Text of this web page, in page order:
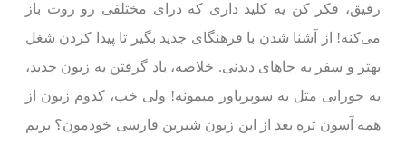
رفیق، فکر کن یه کلید داری که درای مختلفی رو روت باز
می‌کنه! از آشنا شدن با فرهنگای جدید بگیر تا پیدا کردن شغل
بهتر و سفر به جاهای دیدنی. خلاصه، یاد گرفتن یه زبون جدید،
یه جورایی مثل یه سوپرپاور میمونه! ولی خب، کدوم زبون از
همه آسون تره بعد از این زبون شیرین فارسی خودمون؟ بریم